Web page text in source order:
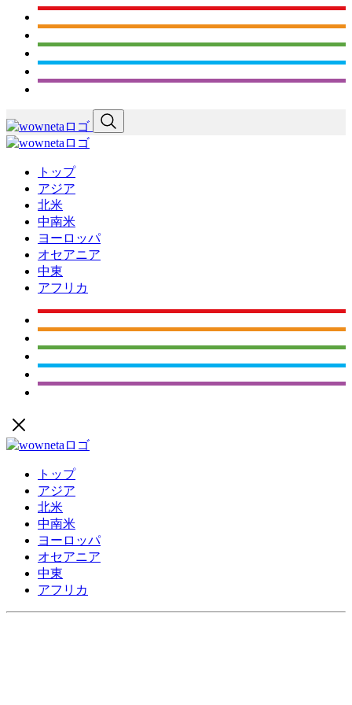
トップ
アジア
北米
中南米
ヨーロッパ
オセアニア
中東
アフリカ
トップ
アジア
北米
中南米
ヨーロッパ
オセアニア
中東
アフリカ